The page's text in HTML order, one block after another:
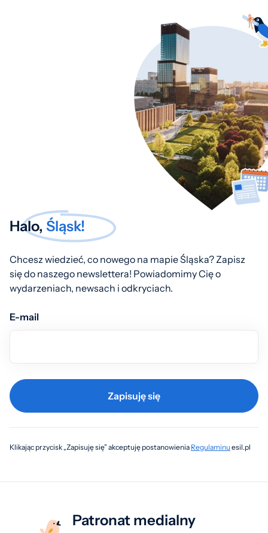
Halo, Śląsk!
Chcesz wiedzieć, co nowego na mapie Śląska? Zapisz
się do naszego newslettera! Powiadomimy Cię o
wydarzeniach, newsach i odkryciach.
E-mail
Zapisuję się
Klikając przycisk „Zapisuję się” akceptuję postanowienia Regulaminuesil.pl
Patronat medialny